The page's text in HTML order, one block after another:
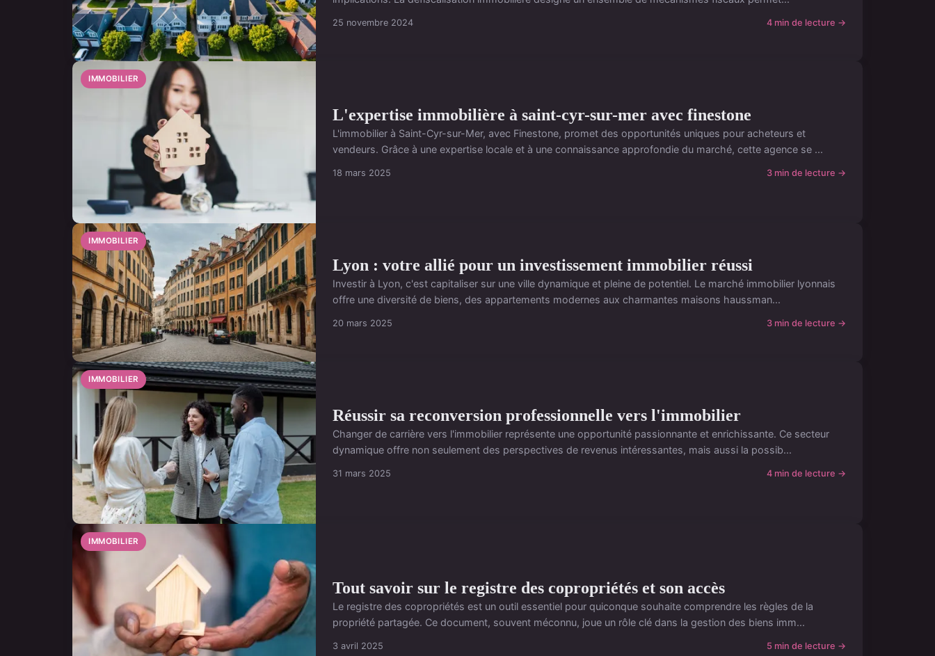
25 novembre 2024 4 min de lecture →
IMMOBILIER
L'expertise immobilière à saint-cyr-sur-mer avec finestone
L'immobilier à Saint-Cyr-sur-Mer, avec Finestone, promet des opportunités uniques pour acheteurs et
vendeurs. Grâce à une expertise locale et à une connaissance approfondie du marché, cette agence se ...
18 mars 2025 3 min de lecture →
IMMOBILIER
Lyon : votre allié pour un investissement immobilier réussi
Investir à Lyon, c'est capitaliser sur une ville dynamique et pleine de potentiel. Le marché immobilier lyonnais
offre une diversité de biens, des appartements modernes aux charmantes maisons haussman...
20 mars 2025 3 min de lecture →
IMMOBILIER
Réussir sa reconversion professionnelle vers l'immobilier
Changer de carrière vers l'immobilier représente une opportunité passionnante et enrichissante. Ce secteur
dynamique offre non seulement des perspectives de revenus intéressantes, mais aussi la possib...
31 mars 2025 4 min de lecture →
IMMOBILIER
Tout savoir sur le registre des copropriétés et son accès
Le registre des copropriétés est un outil essentiel pour quiconque souhaite comprendre les règles de la
propriété partagée. Ce document, souvent méconnu, joue un rôle clé dans la gestion des biens imm...
3 avril 2025 5 min de lecture →